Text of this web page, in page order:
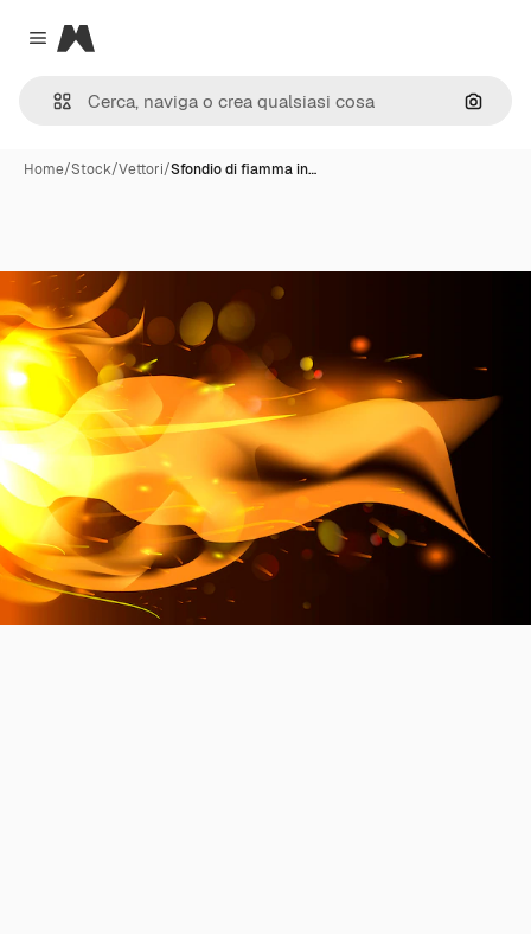
Close menu
Magnific
Cerca
Home/Stock/Vettori/Sfondio di fiamma in…